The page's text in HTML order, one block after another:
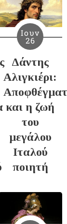
Ιουν
26
Δάντης
Αλιγκιέρι:
και η ζωή
του
μεγάλου
Ιταλού
ποιητή